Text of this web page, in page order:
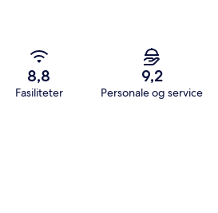
8,8
Fasiliteter
9,2
Personale og service